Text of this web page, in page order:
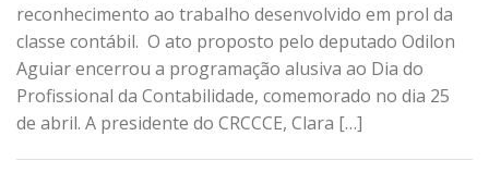
reconhecimento ao trabalho desenvolvido em prol da
classe contábil. O ato proposto pelo deputado Odilon
Aguiar encerrou a programação alusiva ao Dia do
Profissional da Contabilidade, comemorado no dia 25
de abril. A presidente do CRCCCE, Clara […]